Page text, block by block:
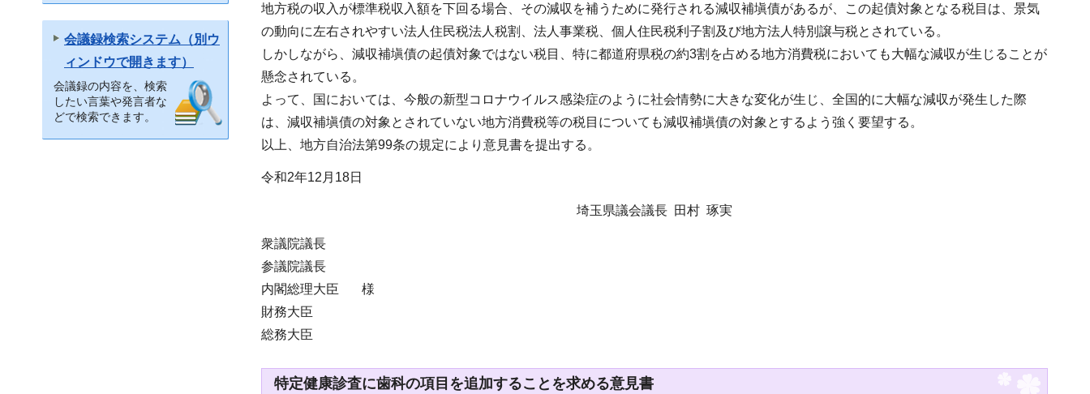
会議録検索システム（別ウ
ィンドウで開きます）
会議録の内容を、検索
したい言葉や発言者な
どで検索できます。
地方税の収入が標準税収入額を下回る場合、その減収を補うために発行される減収補塡債があるが、この起債対象となる税目は、景気
の動向に左右されやすい法人住民税法人税割、法人事業税、個人住民税利子割及び地方法人特別譲与税とされている。
しかしながら、減収補塡債の起債対象ではない税目、特に都道府県税の約3割を占める地方消費税においても大幅な減収が生じることが
懸念されている。
よって、国においては、今般の新型コロナウイルス感染症のように社会情勢に大きな変化が生じ、全国的に大幅な減収が発生した際
は、減収補塡債の対象とされていない地方消費税等の税目についても減収補塡債の対象とするよう強く要望する。
以上、地方自治法第99条の規定により意見書を提出する。
令和2年12月18日
埼玉県議会議長 田村 琢実
衆議院議長
参議院議長
内閣総理大臣 様
財務大臣
総務大臣
特定健康診査に歯科の項目を追加することを求める意見書